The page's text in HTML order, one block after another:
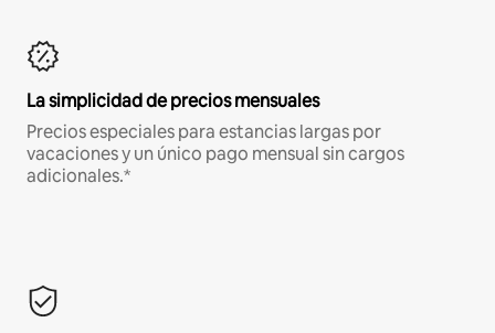
La simplicidad de precios mensuales
Precios especiales para estancias largas por
vacaciones y un único pago mensual sin cargos
adicionales.*